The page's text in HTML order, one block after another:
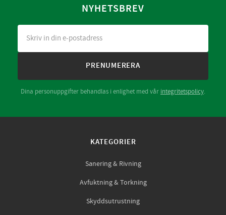
NYHETSBREV
PRENUMERERA
Dina personuppgifter behandlas i enlighet med vår integritetspolicy.
KATEGORIER
Sanering & Rivning
Avfuktning & Torkning
Skyddsutrustning